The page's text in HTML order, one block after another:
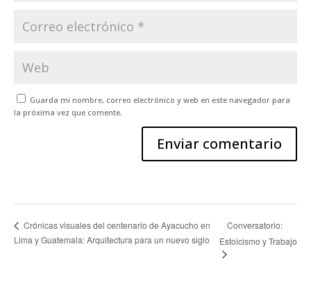
Guarda mi nombre, correo electrónico y web en este navegador para
la próxima vez que comente.
Crónicas visuales del centenario de Ayacucho en
Lima y Guatemala: Arquitectura para un nuevo siglo
Conversatorio:
Estoicismo y Trabajo